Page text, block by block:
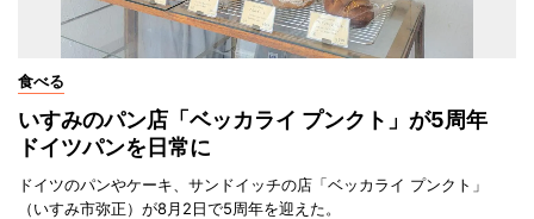
食べる
いすみのパン店「ベッカライ プンクト」が5周年
ドイツパンを日常に
ドイツのパンやケーキ、サンドイッチの店「ベッカライ プンクト」
（いすみ市弥正）が8月2日で5周年を迎えた。